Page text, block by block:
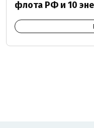
флота РФ и 10